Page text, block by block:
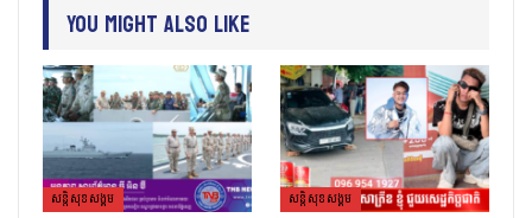
You Might Also Like
សន្តិសុខសង្គម សន្តិសុខសង្គម